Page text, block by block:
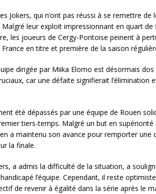
Jokers, qui n’ont pas réussi à se remettre de
leur exploit impressionnant en quart de
les joueurs de Cergy-Pontoise peinent à
en titre et première de la saison
dirigée par Miika Elomo est désormais
car une défaite signifierait l’élimination
été dépassés par une équipe de Rouen
tiers-temps. Malgré un but en supériorité
a maintenu son avance pour remporter une
la finale.
a admis la difficulté de la situation, a
l’équipe. Cependant, il reste
de revenir à égalité dans la série après le